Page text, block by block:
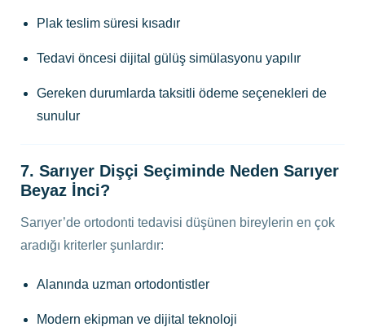
Plak teslim süresi kısadır
Tedavi öncesi dijital gülüş simülasyonu yapılır
Gereken durumlarda taksitli ödeme seçenekleri de
sunulur
7. Sarıyer Dişçi Seçiminde Neden Sarıyer
Beyaz İnci?
Sarıyer’de ortodonti tedavisi düşünen bireylerin en çok
aradığı kriterler şunlardır:
Alanında uzman ortodontistler
Modern ekipman ve dijital teknoloji